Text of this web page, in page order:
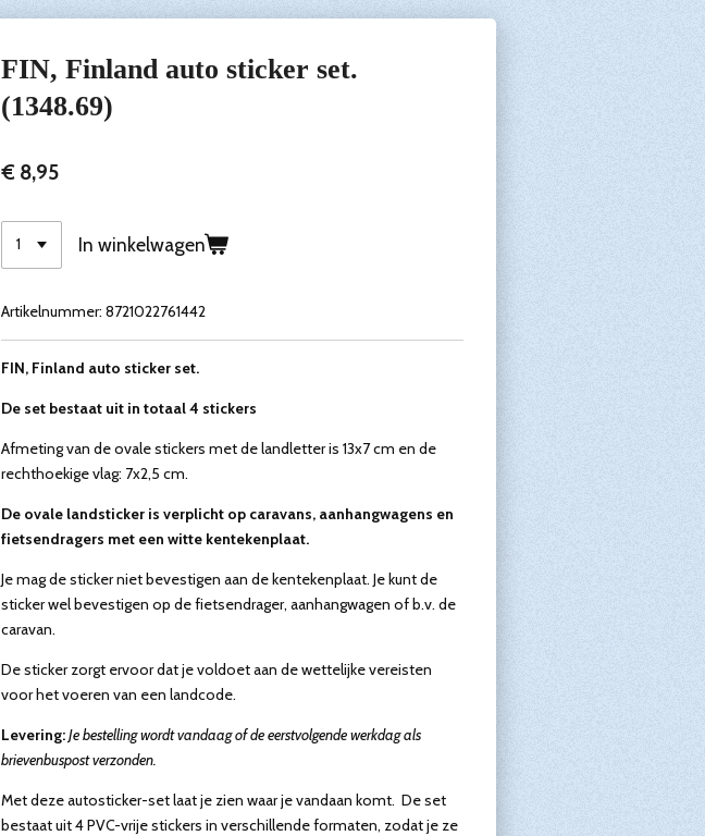
FIN, Finland auto sticker set.
(1348.69)
€ 8,95
In winkelwagen
Artikelnummer: 8721022761442
FIN, Finland auto sticker set.
De set bestaat uit in totaal 4 stickers
Afmeting van de ovale stickers met de landletter is 13x7 cm en de
rechthoekige vlag: 7x2,5 cm.
De ovale landsticker is verplicht op caravans, aanhangwagens en
fietsendragers met een witte kentekenplaat.
Je mag de sticker niet bevestigen aan de kentekenplaat. Je kunt de
sticker wel bevestigen op de fietsendrager, aanhangwagen of b.v. de
caravan.
De sticker zorgt ervoor dat je voldoet aan de wettelijke vereisten
voor het voeren van een landcode.
Levering:Je bestelling wordt vandaag of de eerstvolgende werkdag als
brievenbuspost verzonden.
Met deze autosticker-set laat je zien waar je vandaan komt. De set
bestaat uit 4 PVC-vrije stickers in verschillende formaten, zodat je ze